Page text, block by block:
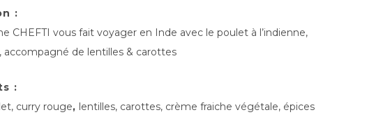
:
CHEFTI vous fait voyager en Inde avec le poulet à l’indienne,
accompagné de lentilles & carottes
:
curry rouge, lentilles, carottes, crème fraiche végétale, épices